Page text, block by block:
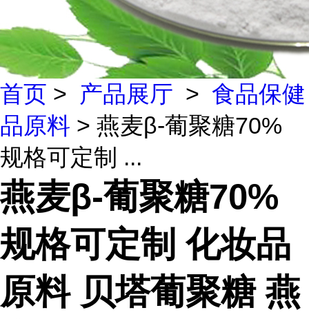
首页 > 产品展厅 > 食品保健
品原料 > 燕麦β-葡聚糖70%
规格可定制 ...
燕麦β-葡聚糖70%
规格可定制 化妆品
原料 贝塔葡聚糖 燕